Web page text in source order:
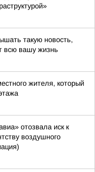
такую новость,
всю вашу жизнь
жителя, который
отозвала иск к
воздушного